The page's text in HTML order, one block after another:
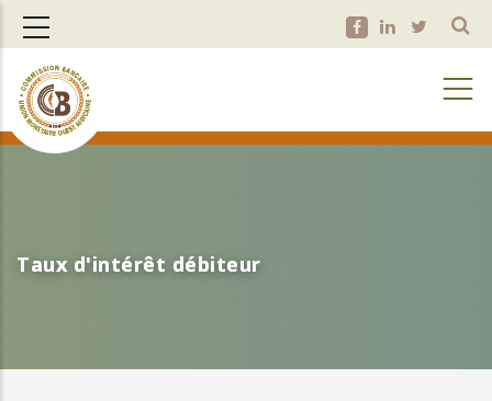
Aller
contenu
principal
Taux d'intérêt débiteur
Taux d'intérêt débiteur